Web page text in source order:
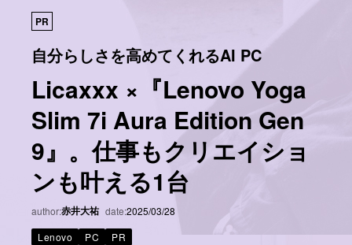
PR
自分らしさを高めてくれるAI PC
Licaxxx ×『Lenovo Yoga
Slim 7i Aura Edition Gen
9』。仕事もクリエイショ
ンも叶える1台
author:赤井大祐 date:2025/03/28
Lenovo
PC PR